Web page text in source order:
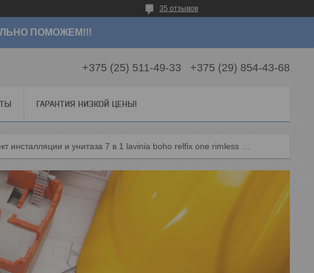
35 отзывов
ПОМОЖЕМ!!!
+375 (25) 511-49-33 +375 (29) 854-43-68
ГАРАНТИЯ НИЗКОЙ ЦЕНЫ!